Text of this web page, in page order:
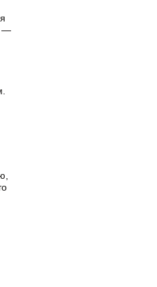
—